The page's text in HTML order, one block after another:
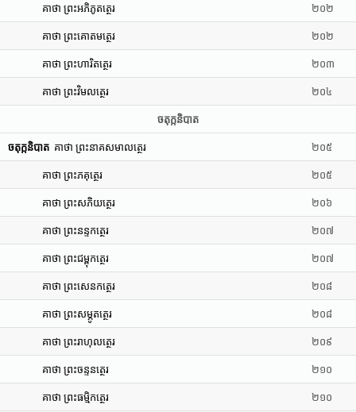
គាថា ព្រះអភិភូតត្ថេរ ២០២
គាថា ព្រះគោតមត្ថេរ ២០២
គាថា ព្រះហារិតត្ថេរ ២០៣
គាថា ព្រះវិមលត្ថេរ ២០៤
ចតុក្កនិបាត
ចតុក្កនិបាត គាថា ព្រះនាគសមាលត្ថេរ ២០៥
គាថា ព្រះភគុត្ថេរ ២០៥
គាថា ព្រះសភិយត្ថេរ ២០៦
គាថា ព្រះនន្ទកត្ថេរ ២០៧
គាថា ព្រះជម្ពុកត្ថេរ ២០៧
គាថា ព្រះសេនកត្ថេរ ២០៨
គាថា ព្រះសម្ភូតត្ថេរ ២០៨
គាថា ព្រះរាហុលត្ថេរ ២០៩
គាថា ព្រះចន្ទនត្ថេរ ២១០
គាថា ព្រះធម្មិកត្ថេរ ២១០